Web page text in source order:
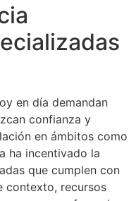
en día demandan
confianza y
en ámbitos como
ha incentivado la
que cumplen con
contexto, recursos